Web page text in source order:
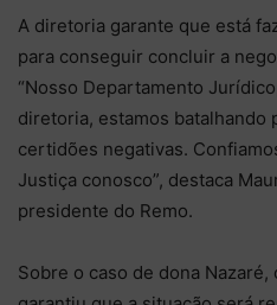
A diretoria garante que está
para conseguir concluir a
“Nosso Departamento
diretoria, estamos batalhando
certidões negativas.
Justiça conosco”, destaca
presidente do Remo.
Sobre o caso de dona